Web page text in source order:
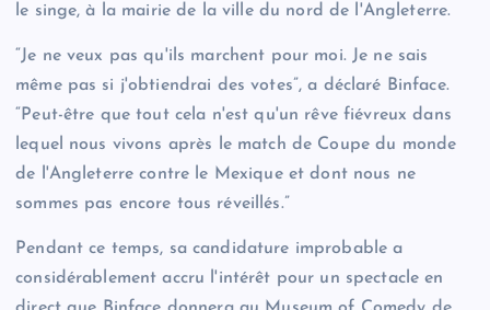
le singe, à la mairie de la ville du nord de l'Angleterre.
“Je ne veux pas qu'ils marchent pour moi. Je ne sais
même pas si j'obtiendrai des votes”, a déclaré Binface.
“Peut-être que tout cela n'est qu'un rêve fiévreux dans
lequel nous vivons après le match de Coupe du monde
de l'Angleterre contre le Mexique et dont nous ne
sommes pas encore tous réveillés.”
Pendant ce temps, sa candidature improbable a
considérablement accru l'intérêt pour un spectacle en